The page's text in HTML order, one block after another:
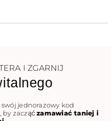
I ZGARNIJ
jednorazowy kod
by zacząćzamawiać taniej i